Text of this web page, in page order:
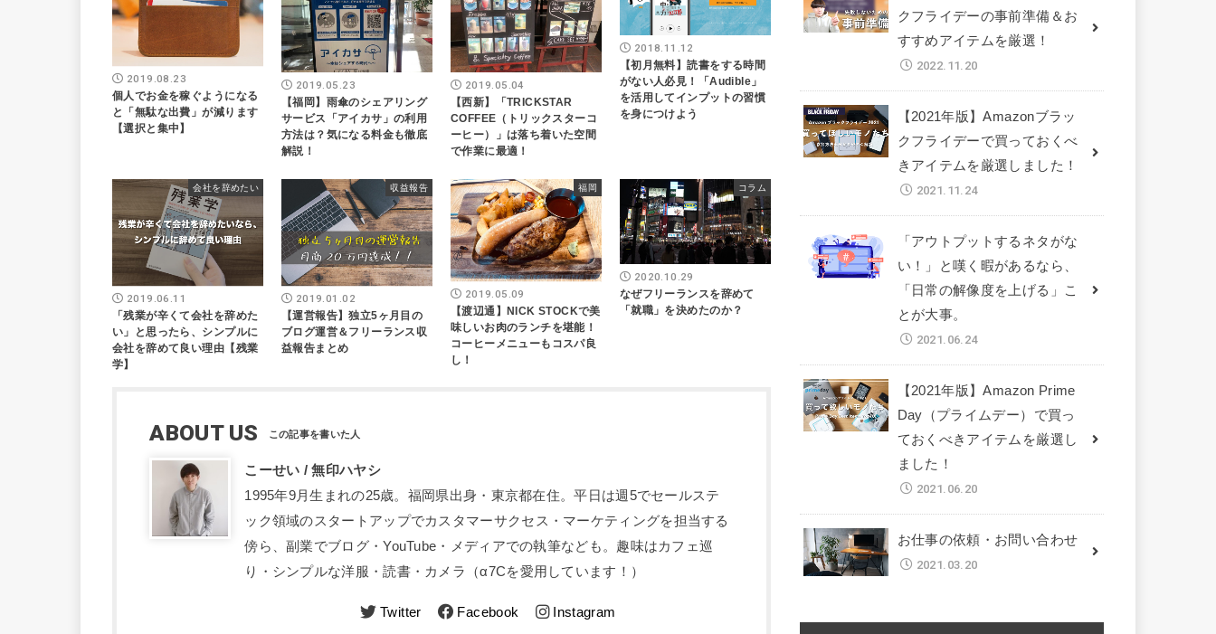
2019.08.23
個人でお金を稼ぐようになる
と「無駄な出費」が減ります
【選択と集中】
2019.05.23
【福岡】雨傘のシェアリング
サービス「アイカサ」の利用
方法は？気になる料金も徹底
解説！
2019.05.04
【西新】「TRICKSTAR
COFFEE（トリックスターコ
ーヒー）」は落ち着いた空間
で作業に最適！
2018.11.12
【初月無料】読書をする時間
がない人必見！「Audible」
を活用してインプットの習慣
を身につけよう
会社を辞めたい
2019.06.11
「残業が辛くて会社を辞めた
い」と思ったら、シンプルに
会社を辞めて良い理由【残業
学】
収益報告
2019.01.02
【運営報告】独立5ヶ月目の
ブログ運営＆フリーランス収
益報告まとめ
福岡
2019.05.09
【渡辺通】NICK STOCKで美
味しいお肉のランチを堪能！
コーヒーメニューもコスパ良
し！
コラム
2020.10.29
なぜフリーランスを辞めて
「就職」を決めたのか？
ABOUT US
こーせい / 無印ハヤシ
1995年9月生まれの25歳。福岡県出身・東京都在住。平日は週5でセールステ
ック領域のスタートアップでカスタマーサクセス・マーケティングを担当する
傍ら、副業でブログ・YouTube・メディアでの執筆なども。趣味はカフェ巡
り・シンプルな洋服・読書・カメラ（α7Cを愛用しています！）
Twitter Facebook Instagram
クフライデーの事前準備＆お
すすめアイテムを厳選！
2022.11.20
【2021年版】Amazonブラッ
クフライデーで買っておくべ
きアイテムを厳選しました！
2021.11.24
「アウトプットするネタがな
い！」と嘆く暇があるなら、
「日常の解像度を上げる」こ
とが大事。
2021.06.24
【2021年版】Amazon Prime
Day（プライムデー）で買っ
ておくべきアイテムを厳選し
ました！
2021.06.20
お仕事の依頼・お問い合わせ
2021.03.20